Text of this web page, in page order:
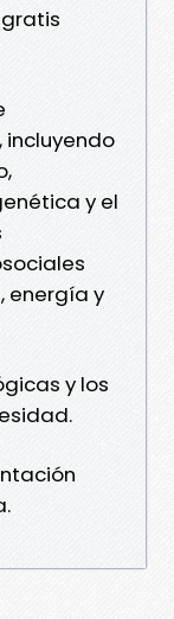
gratis
y el
energía y
y los